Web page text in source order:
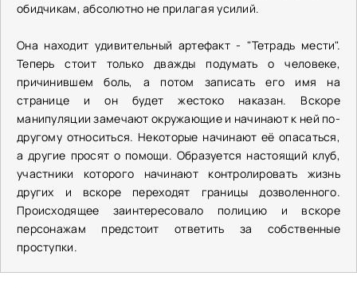
обидчикам, абсолютно не прилагая усилий.
Она находит удивительный артефакт - "Тетрадь мести".
Теперь стоит только дважды подумать о человеке,
причинившем боль, а потом записать его имя на
странице и он будет жестоко наказан. Вскоре
манипуляции замечают окружающие и начинают к ней по-
другому относиться. Некоторые начинают её опасаться,
а другие просят о помощи. Образуется настоящий клуб,
участники которого начинают контролировать жизнь
других и вскоре переходят границы дозволенного.
Происходящее заинтересовало полицию и вскоре
персонажам предстоит ответить за собственные
проступки.